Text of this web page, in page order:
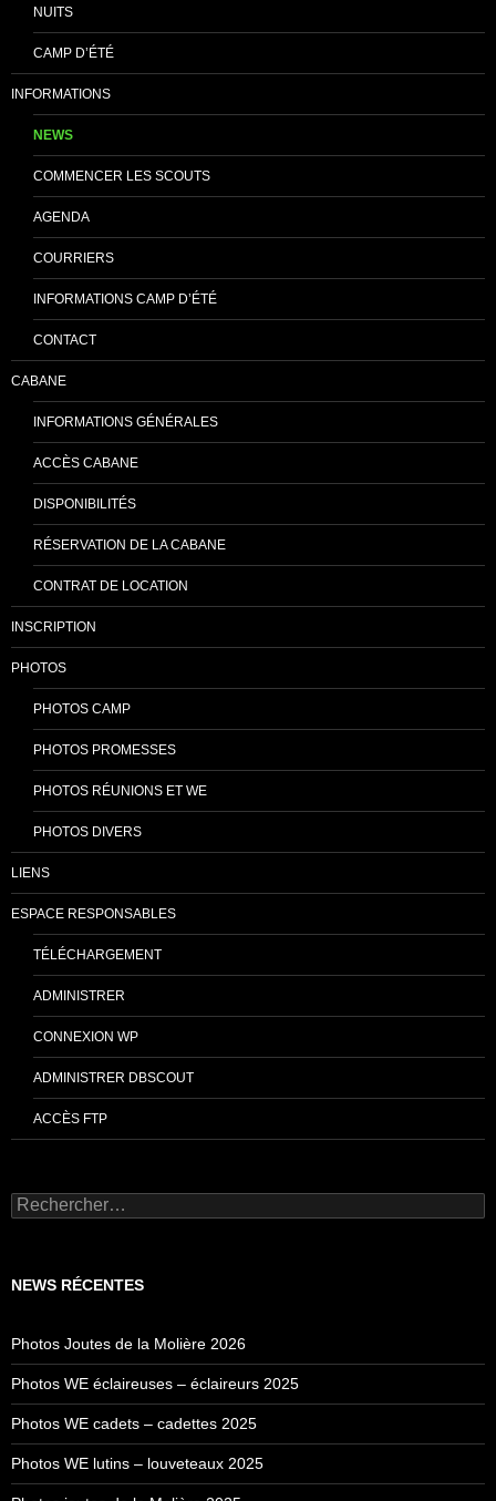
NUITS
CAMP D’ÉTÉ
INFORMATIONS
NEWS
COMMENCER LES SCOUTS
AGENDA
COURRIERS
INFORMATIONS CAMP D’ÉTÉ
CONTACT
CABANE
INFORMATIONS GÉNÉRALES
ACCÈS CABANE
DISPONIBILITÉS
RÉSERVATION DE LA CABANE
CONTRAT DE LOCATION
INSCRIPTION
PHOTOS
PHOTOS CAMP
PHOTOS PROMESSES
PHOTOS RÉUNIONS ET WE
PHOTOS DIVERS
LIENS
ESPACE RESPONSABLES
TÉLÉCHARGEMENT
ADMINISTRER
CONNEXION WP
ADMINISTRER DBSCOUT
ACCÈS FTP
Rechercher :
NEWS RÉCENTES
Photos Joutes de la Molière 2026
Photos WE éclaireuses – éclaireurs 2025
Photos WE cadets – cadettes 2025
Photos WE lutins – louveteaux 2025